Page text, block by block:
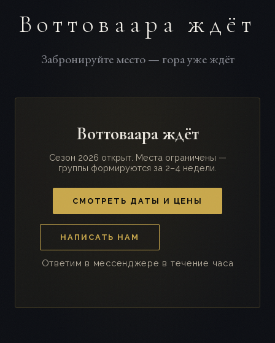
Воттоваара ждёт
Забронируйте место — гора уже ждёт
Воттоваара ждёт
Сезон 2026 открыт. Места ограничены —
группы формируются за 2–4 недели.
СМОТРЕТЬ ДАТЫ И ЦЕНЫ
НАПИСАТЬ НАМ
Ответим в мессенджере в течение часа